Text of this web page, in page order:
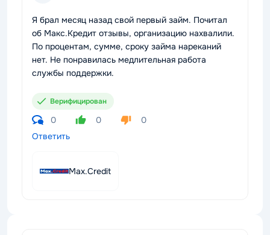
Я брал месяц назад свой первый займ. Почитал
об Макс.Кредит отзывы, организацию нахвалили.
По процентам, сумме, сроку займа нареканий
нет. Не понравилась медлительная работа
службы поддержки.
Верифицирован
0 0
0
Ответить
Max.Credit